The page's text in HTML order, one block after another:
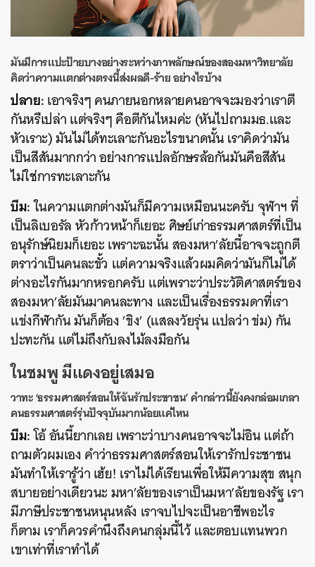
มันมีการแปะป้ายบางอย่างระหว่างภาพลักษณ์ของสองมหาวิทยาลัย
คิดว่าความแตกต่างตรงนี้ส่งผลดี-ร้าย อย่างไรบ้าง
ปลาย:เอาจริงๆ คนภายนอกหลายคนอาจจะมองว่าเราตี
กันหรืเปล่า แต่จริงๆ คือตีกันไหมค่ะ (หันไปถามมธ.และ
หัวเราะ) มันไม่ได้ทะเลาะกันอะไรขนาดนั้น เราคิดว่ามัน
เป็นสีสันมากกว่า อย่างการแปลอักษรล้อกันมันคือสีสัน
ไม่ใช่การทะเลาะกัน
บีม:ในความแตกต่างมันก็มีความเหมือนนะครับ จุฬาฯ ที่
เป็นลิเบอรัล หัวก้าวหน้าก็เยอะ ศิษย์เก่าธรรมศาสตร์ที่เป็น
อนุรักษ์นิยมก็เยอะ เพราะฉะนั้น สองมหา’ลัยนี้อาจจะถูกตี
ตราว่าเป็นคนละขั้ว แต่ความจริงแล้วผมคิดว่ามันก็ไม่ได้
ต่างอะไรกันมากหรอกครับ แต่เพราะว่าประวัติศาสตร์ของ
สองมหา’ลัยมันมาคนละทาง และเป็นเรื่องธรรมดาที่เรา
แข่งกีฬากัน มันก็ต้อง ’ขิง’ (แสลงวัยรุ่น แปลว่า ข่ม) กัน
ปะทะกัน แต่ไม่ถึงกับลงไม้ลงมือกัน
ในชมพู มีแดงอยู่เสมอ
วาทะ ‘ธรรมศาสตร์สอนให้ฉันรักประชาชน’ คำกล่าวนี้ยังคงกล่อมเกลา
คนธรรมศาสตร์รุ่นปัจจุบันมากน้อยแค่ไหน
บีม:โอ้ อันนี้ยากเลย เพราะว่าบางคนอาจจะไม่อิน แต่ถ้า
ถามตัวผมเอง คำว่าธรรมศาสตร์สอนให้เรารักประชาชน
มันทำให้เรารู้ว่า เฮ้ย! เราไม่ได้เรียนเพื่อให้มีความสุข สนุก
สบายอย่างเดียวนะ มหา’ลัยของเราเป็นมหา’ลัยของรัฐ เรา
มีภาษีประชาชนหนุนหลัง เราจบไปจะเป็นอาชีพอะไร
ก็ตาม เราก็ควรคำนึงถึงคนกลุ่มนี้ไว้ และตอบแทนพวก
เขาเท่าที่เราทำได้
SHARE TWEET LINE EMAIL